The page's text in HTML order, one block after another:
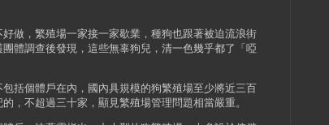
做，繁殖場一家接一家歇業，種狗也跟著被迫流浪街
體調查後發現，這些無辜狗兒，清一色幾乎都了「啞
括個體戶在內，國內具規模的狗繁殖場至少將近三百
，不超過三十家，顯見繁殖場管理問題相當嚴重。